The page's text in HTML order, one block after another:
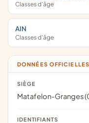
Classes d'âge
AIN
Classes d'âge
DONNÉES OFFICIELLES
SIÈGE
Matafelon-Granges
IDENTIFIANTS